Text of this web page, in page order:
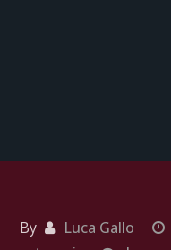
By Luca Gallo